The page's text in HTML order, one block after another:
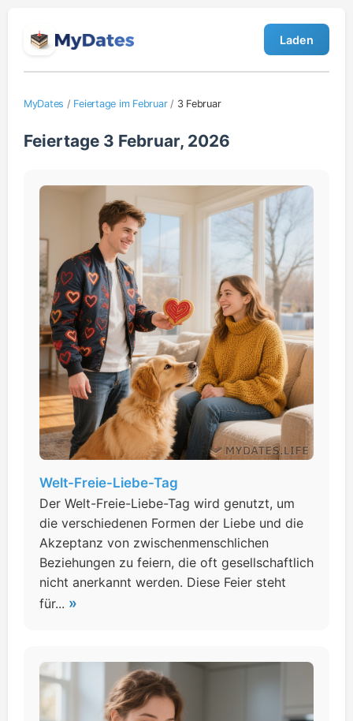
Laden
MyDates / Feiertage im Februar/ 3 Februar
Feiertage 3 Februar, 2026
Welt-Freie-Liebe-Tag
Der Welt-Freie-Liebe-Tag wird genutzt, um
die verschiedenen Formen der Liebe und die
Akzeptanz von zwischenmenschlichen
Beziehungen zu feiern, die oft gesellschaftlich
nicht anerkannt werden. Diese Feier steht
für... »